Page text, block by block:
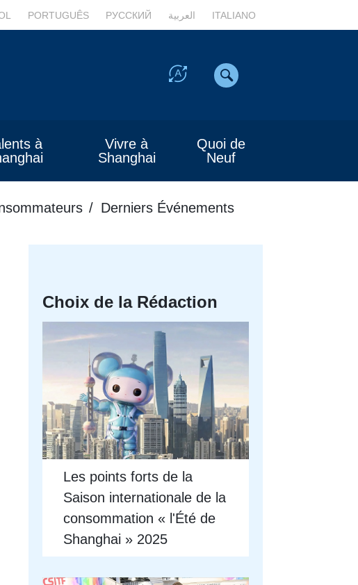
PORTUGUÊS РУССКИЙ العربية ITALIANO
à
Vivre à
Shanghai
Quoi de
Neuf
Derniers Événements
Choix de la Rédaction
Les points forts de la
Saison internationale de la
consommation « l'Été de
Shanghai » 2025